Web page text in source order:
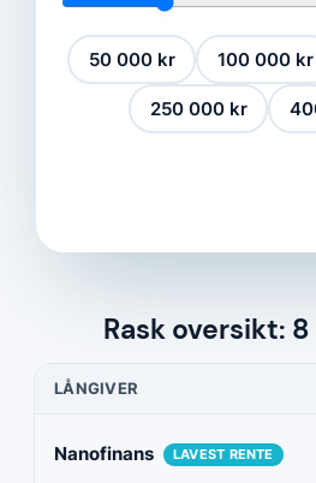
50 000 kr 100 000 kr
250 000 kr
Rask oversikt:
LÅNGIVER
Nanofinans LAVEST RENTE